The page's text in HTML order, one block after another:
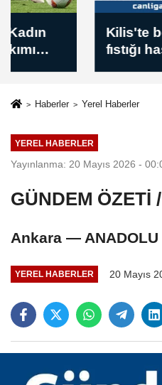
Kilis'te boz Antep
fıstığı hasadı
Haberler Yerel Haberler
YEREL HABERLER
Yayınlanma: 20 Mayıs 2026 -
GÜNDEM ÖZETİ
Ankara — ANADOLU
YEREL HABERLER 20 Mayıs